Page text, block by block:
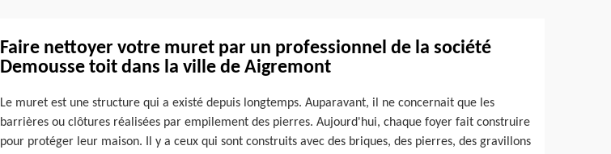
Faire nettoyer votre muret par un professionnel de la société
Demousse toit dans la ville de Aigremont
Le muret est une structure qui a existé depuis longtemps. Auparavant, il ne concernait que les
barrières ou clôtures réalisées par empilement des pierres. Aujourd'hui, chaque foyer fait construire
pour protéger leur maison. Il y a ceux qui sont construits avec des briques, des pierres, des gravillons